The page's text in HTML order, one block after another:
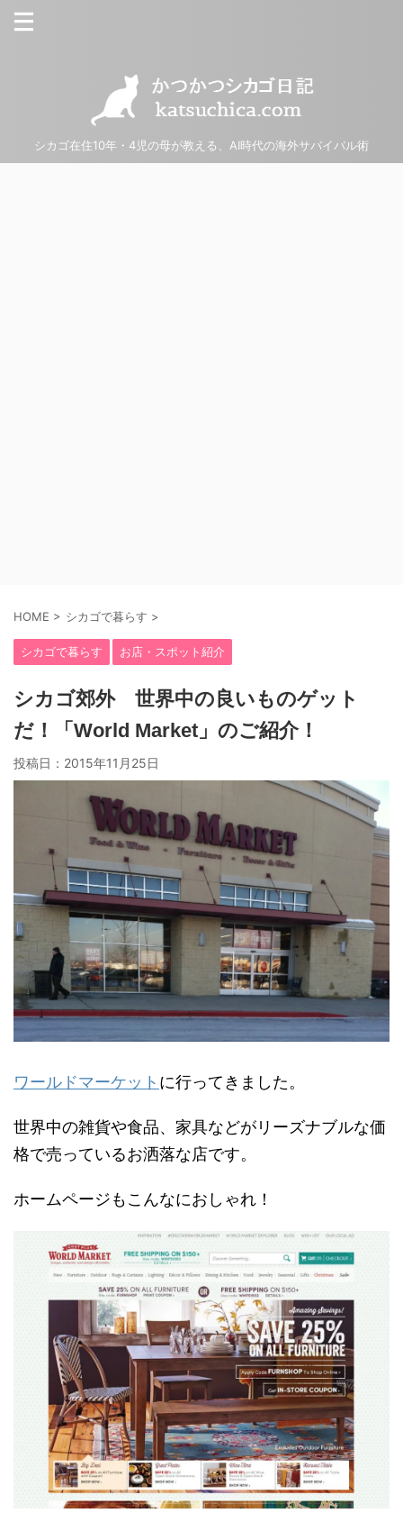
シカゴ在住10年・4児の母が教える、AI時代の海外サバイバル術
HOME > シカゴで暮らす >
シカゴで暮らす お店・スポット紹介
シカゴ郊外 世界中の良いものゲット
だ！「World Market」のご紹介！
投稿日： 2015年11月25日
ワールドマーケット に行ってきました。
世界中の雑貨や食品、家具などがリーズナブルな価
格で売っているお洒落な店です。
ホームページもこんなにおしゃれ！